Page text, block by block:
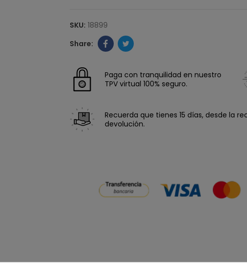
SKU: 18899
Paga con tranquilidad en nuestro
TPV virtual 100% seguro.
Recuerda que tienes 15 días, desde la
devolución.